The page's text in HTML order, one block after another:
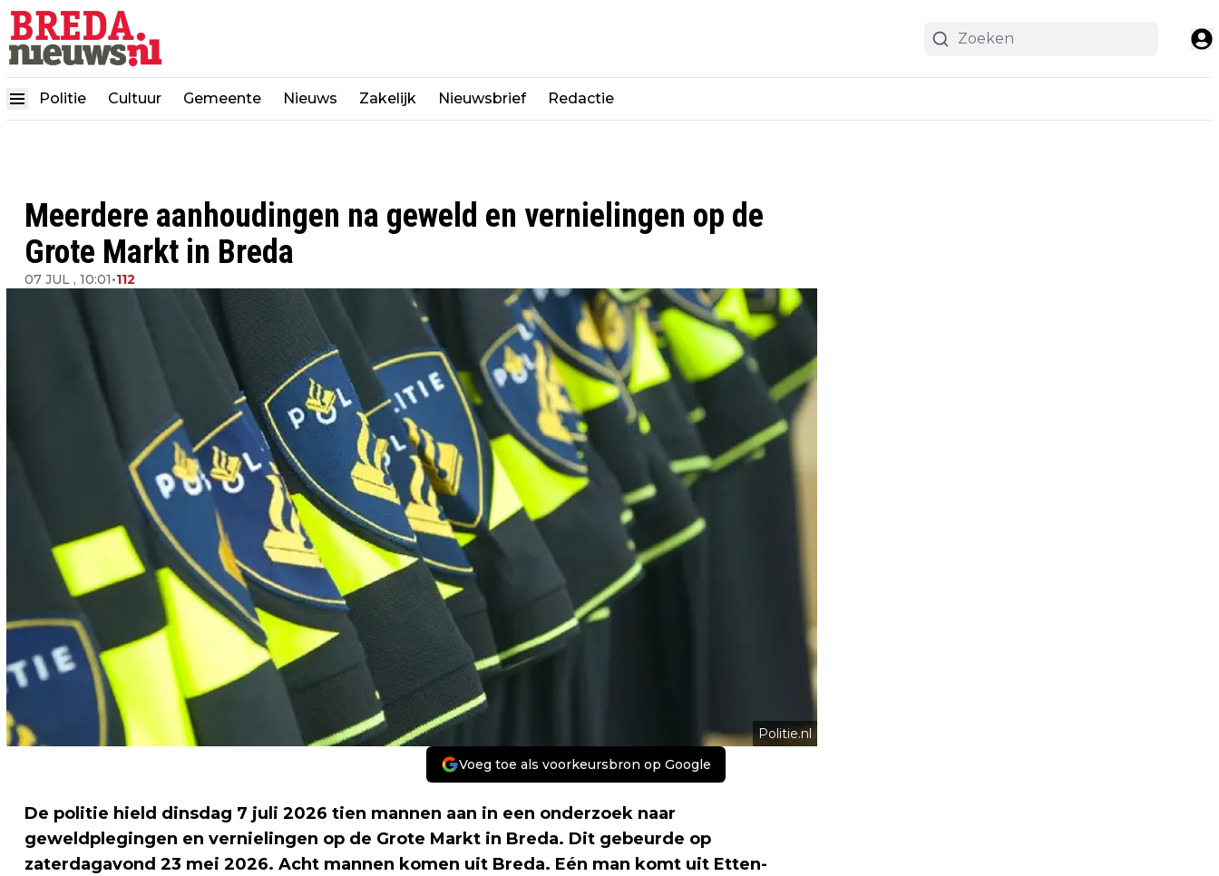
Politie Cultuur Gemeente Nieuws Zakelijk Nieuwsbrief Redactie
Meerdere aanhoudingen na geweld en vernielingen op de
Grote Markt in Breda
07 JUL , 10:01•112
Politie.nl
Voeg toe als voorkeursbron op Google
De politie hield dinsdag 7 juli 2026 tien mannen aan in een onderzoek naar
geweldplegingen en vernielingen op de Grote Markt in Breda. Dit gebeurde op
zaterdagavond 23 mei 2026. Acht mannen komen uit Breda. Eén man komt uit Etten-